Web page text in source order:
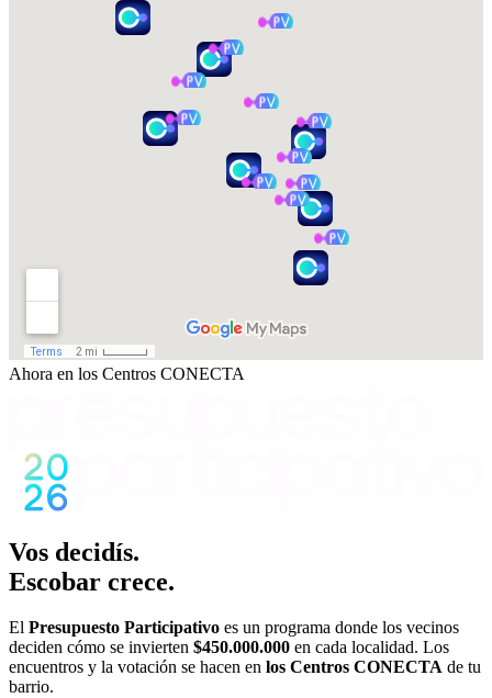
Ahora en los Centros CONECTA
Vos decidís.
Escobar crece.
El Presupuesto Participativo es un programa donde los vecinos
deciden cómo se invierten $450.000.000 en cada localidad. Los
encuentros y la votación se hacen en los Centros CONECTA de tu
barrio.